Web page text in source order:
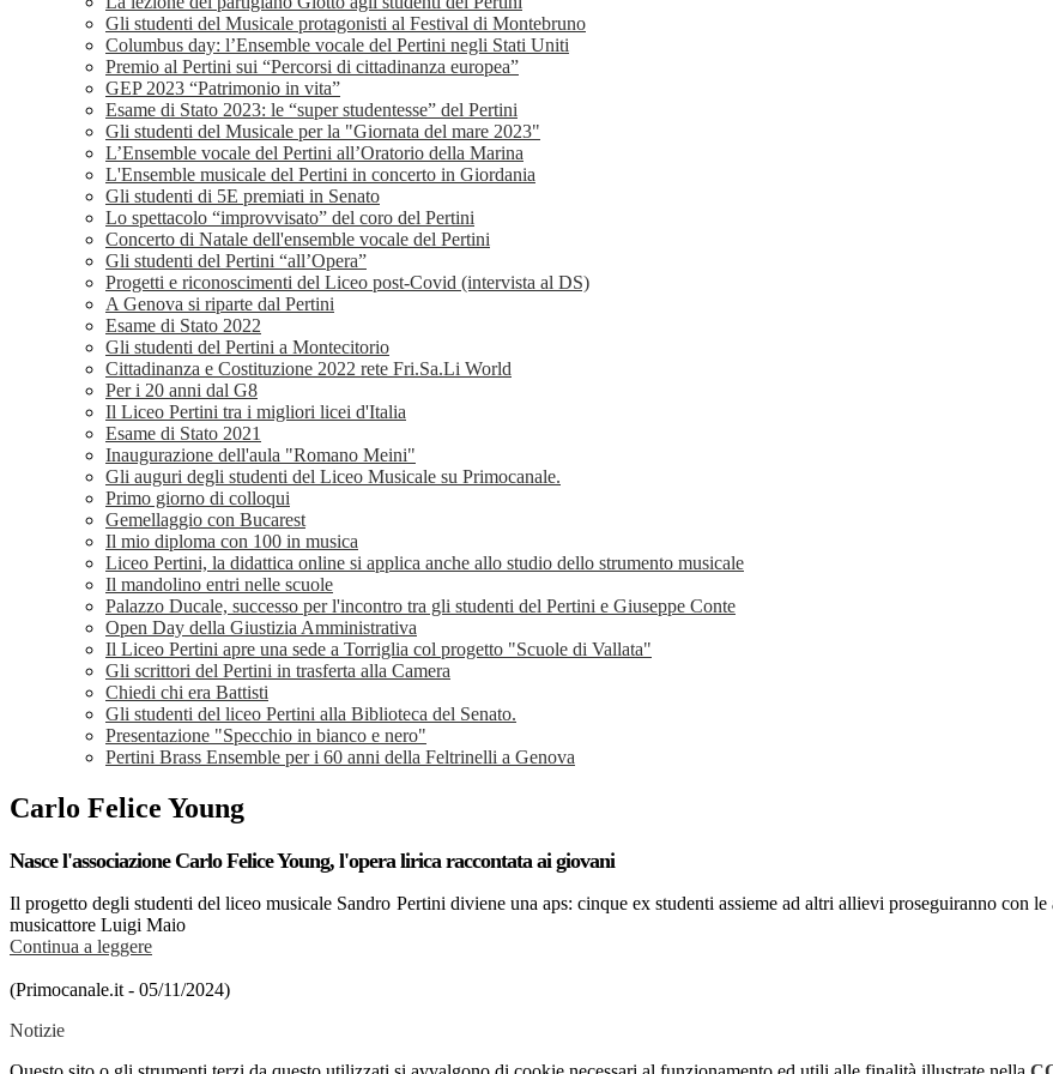
Gli studenti del Musicale protagonisti al Festival di Montebruno
Columbus day: l’Ensemble vocale del Pertini negli Stati Uniti
Premio al Pertini sui “Percorsi di cittadinanza europea”
GEP 2023 “Patrimonio in vita”
Esame di Stato 2023: le “super studentesse” del Pertini
Gli studenti del Musicale per la "Giornata del mare 2023"
L’Ensemble vocale del Pertini all’Oratorio della Marina
L'Ensemble musicale del Pertini in concerto in Giordania
Gli studenti di 5E premiati in Senato
Lo spettacolo “improvvisato” del coro del Pertini
Concerto di Natale dell'ensemble vocale del Pertini
Gli studenti del Pertini “all’Opera”
Progetti e riconoscimenti del Liceo post-Covid (intervista al DS)
A Genova si riparte dal Pertini
Esame di Stato 2022
Gli studenti del Pertini a Montecitorio
Cittadinanza e Costituzione 2022 rete Fri.Sa.Li World
Per i 20 anni dal G8
Il Liceo Pertini tra i migliori licei d'Italia
Esame di Stato 2021
Inaugurazione dell'aula "Romano Meini"
Gli auguri degli studenti del Liceo Musicale su Primocanale.
Primo giorno di colloqui
Gemellaggio con Bucarest
Il mio diploma con 100 in musica
Liceo Pertini, la didattica online si applica anche allo studio dello strumento musicale
Il mandolino entri nelle scuole
Palazzo Ducale, successo per l'incontro tra gli studenti del Pertini e Giuseppe Conte
Open Day della Giustizia Amministrativa
Il Liceo Pertini apre una sede a Torriglia col progetto "Scuole di Vallata"
Gli scrittori del Pertini in trasferta alla Camera
Chiedi chi era Battisti
Gli studenti del liceo Pertini alla Biblioteca del Senato.
Presentazione "Specchio in bianco e nero"
Pertini Brass Ensemble per i 60 anni della Feltrinelli a Genova
Carlo Felice Young
Nasce l'associazione Carlo Felice Young, l'opera lirica raccontata ai giovani
Il progetto degli studenti del liceo musicale Sandro Pertini diviene una aps: cinque ex studenti assieme ad altri allievi proseguiranno con
musicattore Luigi Maio
Continua a leggere
(Primocanale.it - 05/11/2024)
Notizie